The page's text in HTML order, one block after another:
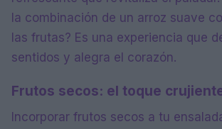
la combinación de un arroz suave
las frutas? Es una experiencia que
sentidos y alegra el corazón.
Frutos secos: el toque
Incorporar frutos secos a tu